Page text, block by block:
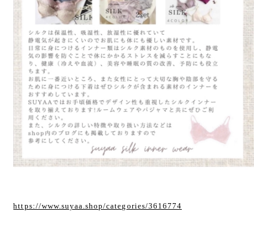
https://www.suyaa.shop/categories/3616774